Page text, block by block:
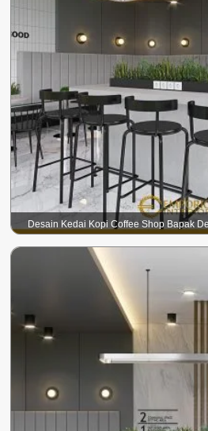
Desain Kedai Kopi Coffee Shop Bapak